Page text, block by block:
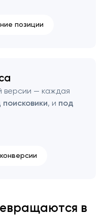
позиции
версии — каждая
поисковики, и под
в